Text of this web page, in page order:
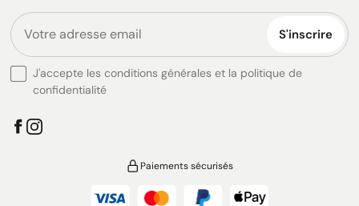
S'inscrire
J'accepte les conditions générales et la politique de
confidentialité
Paiements sécurisés